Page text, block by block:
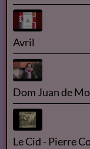
Avril
Dom Juan de
Le Cid - Pierre